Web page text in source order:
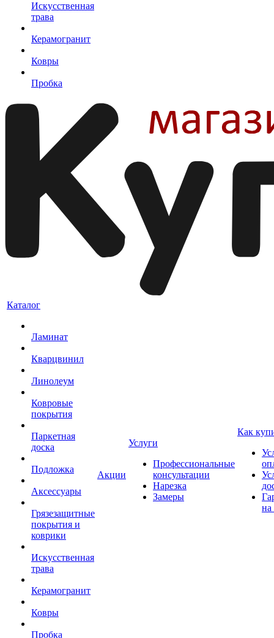
Искусственная
трава
Керамогранит
Ковры
Пробка
Каталог
Ламинат
Кварцвинил
Линолеум
Ковровые
покрытия
Паркетная
доска
Подложка
Аксессуары
Грязезащитные
покрытия и
коврики
Искусственная
трава
Керамогранит
Ковры
Пробка
Акции
Услуги
Профессиональные
консультации
Нарезка
Замеры
Как
на